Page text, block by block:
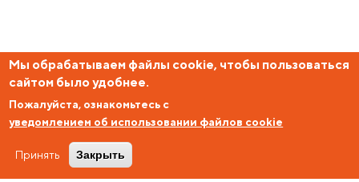
Мы обрабатываем файлы cookie, чтобы пользоваться
сайтом было удобнее.
Пожалуйста, ознакомьтесь с
уведомлением об использовании файлов cookie
Принять Закрыть